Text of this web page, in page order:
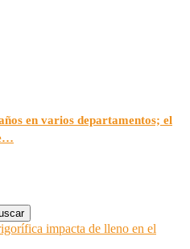
en varios departamentos; el
impacta de lleno en el